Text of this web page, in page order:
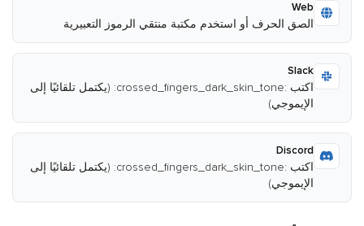
Web
الصق الحرف أو استخدم مكتبة منتقي الرموز التعبيرية
Slack
اكتب :crossed_fingers_dark_skin_tone: (يكتمل تلقائيًا إلى
الإيموجي)
Discord
اكتب :crossed_fingers_dark_skin_tone: (يكتمل تلقائيًا إلى
الإيموجي)